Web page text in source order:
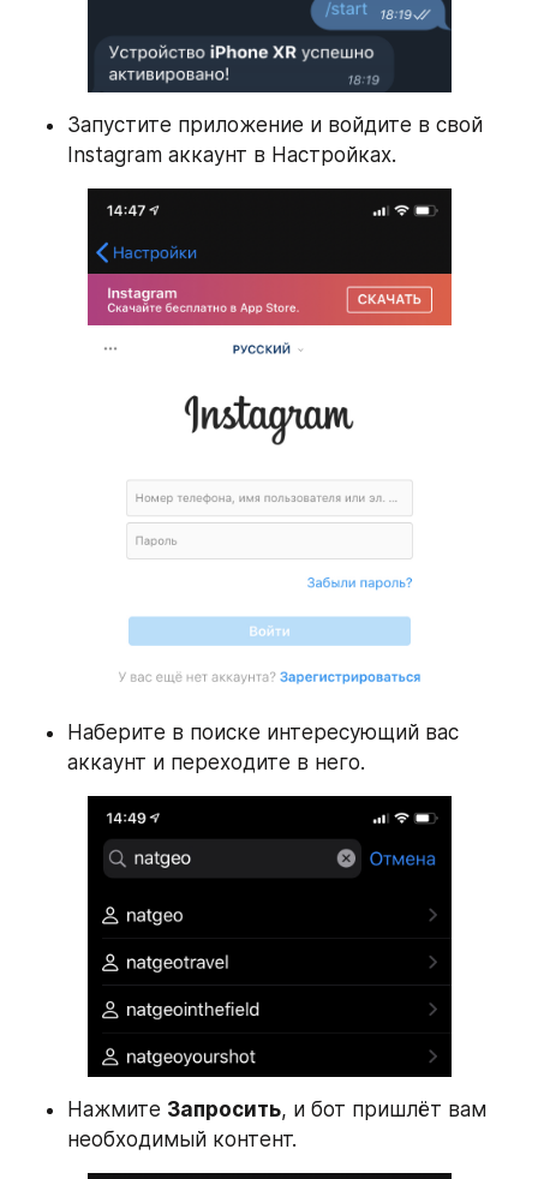
Запустите приложение и войдите в свой
Instagram аккаунт в Настройках.
Наберите в поиске интересующий вас
аккаунт и переходите в него.
Нажмите Запросить, и бот пришлёт вам
необходимый контент.